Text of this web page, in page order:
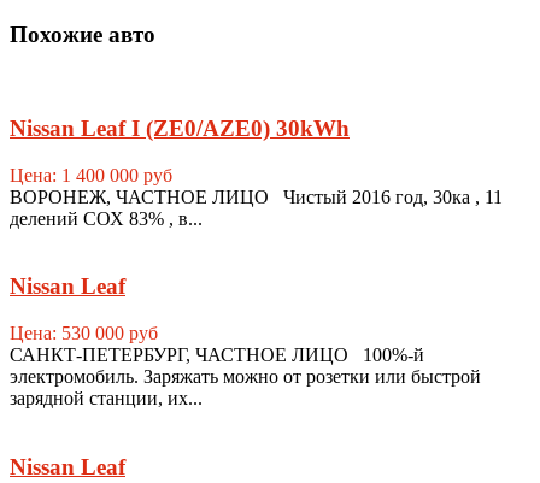
Похожие авто
Nissan Leaf I (ZE0/AZE0) 30kWh
Цена: 1 400 000 руб
ВОРОНЕЖ, ЧАСТНОЕ ЛИЦО Чистый 2016 год, 30ка , 11
делений СОХ 83% , в...
Nissan Leaf
Цена: 530 000 руб
САНКТ-ПЕТЕРБУРГ, ЧАСТНОЕ ЛИЦО 100%-й
электромобиль. Заряжать можно от розетки или быстрой
зарядной станции, их...
Nissan Leaf